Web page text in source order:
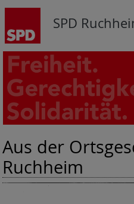
SPD
Aus der
Ruchheim